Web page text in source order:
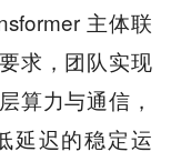
主体联
求，团队实现
算力与通信，
延迟的稳定运